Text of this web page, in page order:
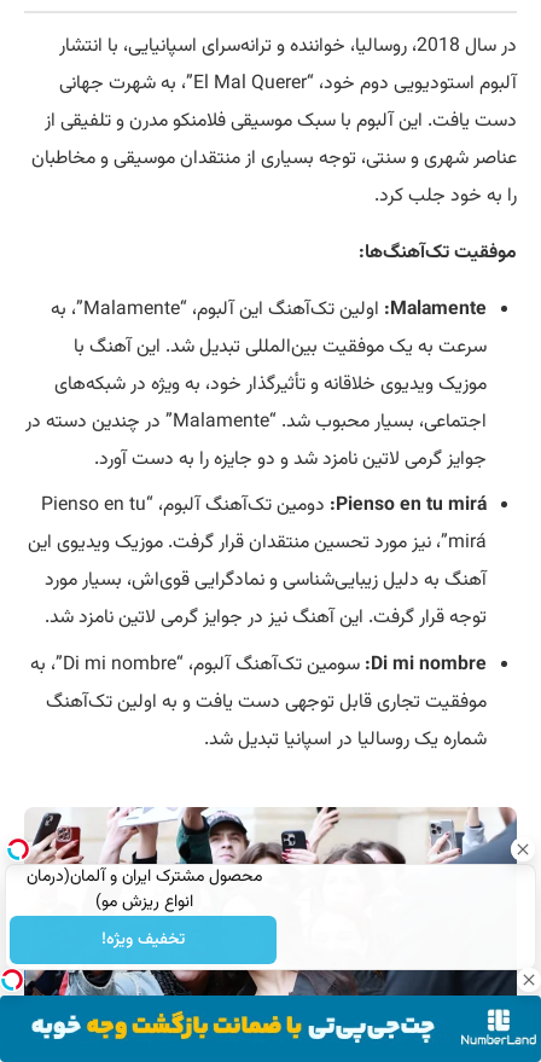
محصول مشترک ایران و آلمان(درمان
انواع ریزش مو)
تخفیف ویژه!
در سال 2018، روسالیا، خواننده و ترانه‌سرای اسپانیایی، با انتشار
آلبوم استودیویی دوم خود، “El Mal Querer”، به شهرت جهانی
دست یافت. این آلبوم با سبک موسیقی فلامنکو مدرن و تلفیقی از
عناصر شهری و سنتی، توجه بسیاری از منتقدان موسیقی و مخاطبان
را به خود جلب کرد.
موفقیت تک‌آهنگ‌ها:
Malamente:
اولین تک‌آهنگ این آلبوم، “Malamente”، به
سرعت به یک موفقیت بین‌المللی تبدیل شد. این آهنگ با
موزیک ویدیوی خلاقانه و تأثیرگذار خود، به ویژه در شبکه‌های
اجتماعی، بسیار محبوب شد. “Malamente” در چندین دسته در
جوایز گرمی لاتین نامزد شد و دو جایزه را به دست آورد.
Pienso en tu mirá:
دومین تک‌آهنگ آلبوم، “Pienso en tu
mirá”، نیز مورد تحسین منتقدان قرار گرفت. موزیک ویدیوی این
آهنگ به دلیل زیبایی‌شناسی و نمادگرایی قوی‌اش، بسیار مورد
توجه قرار گرفت. این آهنگ نیز در جوایز گرمی لاتین نامزد شد.
Di mi nombre:
سومین تک‌آهنگ آلبوم، “Di mi nombre”، به
موفقیت تجاری قابل توجهی دست یافت و به اولین تک‌آهنگ
شماره یک روسالیا در اسپانیا تبدیل شد.